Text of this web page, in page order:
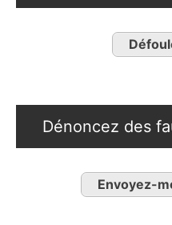
Dénoncez des
Envoyez-